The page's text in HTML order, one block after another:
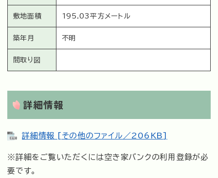
敷地面積 195.03平方メートル
築年月 不明
間取り図
詳細情報
詳細情報 [その他のファイル／206KB]
※詳細をご覧いただくには空き家バンクの利用登録が必
要です。